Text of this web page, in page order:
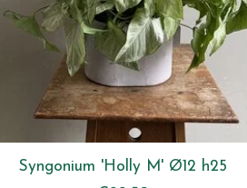
Syngonium 'Holly M' Ø12 h25